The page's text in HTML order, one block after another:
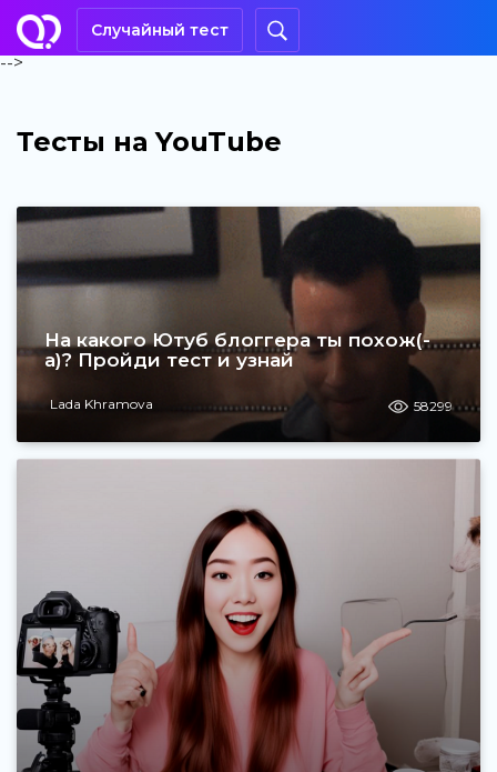
Случайный тест
-->
Тесты на YouTube
На какого Ютуб блоггера ты похож(-
а)? Пройди тест и узнай
Lada Khramova 58299